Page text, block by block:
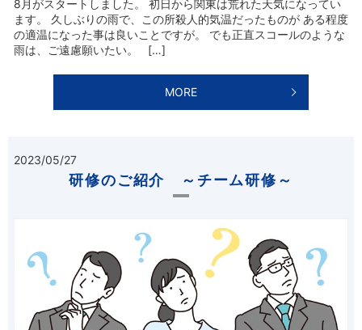
8月がスタートしました。 初日から関東は荒れた天気になってい
ます。 久しぶりの雨で、この所殺人的気温だったものが ある程度
の適温になった事は良いことですが。 でも正直スコールのような
雨は、ご遠慮願いたい。 […]
MORE
2023/05/27
研修のご紹介 ～チーム研修～